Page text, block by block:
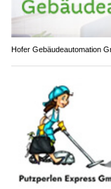
Hofer Gebäudeautomation